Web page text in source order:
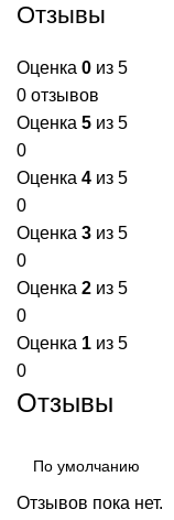
цинка
Отзывы
Оценка 0 из 5
0 отзывов
Оценка 5 из 5
0
Оценка 4 из 5
0
Оценка 3 из 5
0
Оценка 2 из 5
0
Оценка 1 из 5
0
Отзывы
Отзывов пока нет.